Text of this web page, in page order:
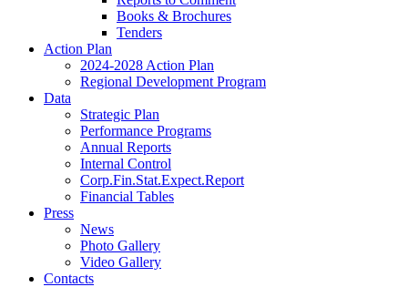
Books & Brochures
Tenders
Action Plan
2024-2028 Action Plan
Regional Development Program
Data
Strategic Plan
Performance Programs
Annual Reports
Internal Control
Corp.Fin.Stat.Expect.Report
Financial Tables
Press
News
Photo Gallery
Video Gallery
Contacts